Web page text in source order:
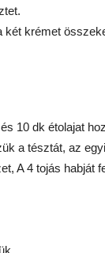
krémet
10 dk étolajat
a tésztát, az
A 4 tojás habját